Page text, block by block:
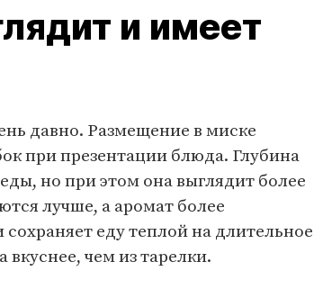
и имеет
давно. Размещение в миске
при презентации блюда. Глубина
но при этом она выглядит более
лучше, а аромат более
еду теплой на длительное
чем из тарелки.